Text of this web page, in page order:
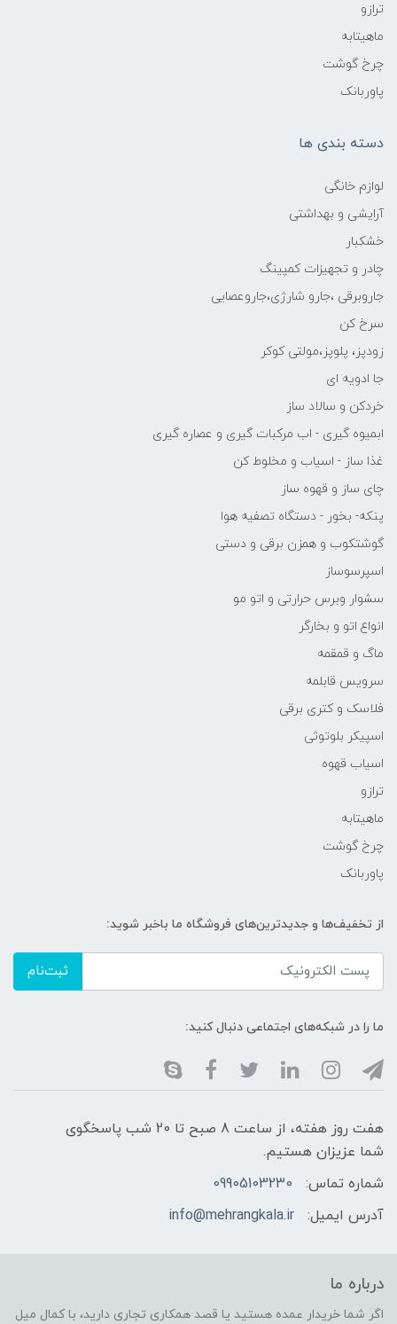
ترازو
ماهیتابه
چرخ گوشت
پاوربانک
دسته بندی ها
لوازم خانگی
آرایشی و بهداشتی
خشکبار
چادر و تجهیزات کمپینگ
جاروبرقی ،جارو شارژی،جاروعصایی
سرخ کن
زودپز، پلوپز،مولتی کوکر
جا ادویه ای
خردکن و سالاد ساز
ابمیوه گیری - اب مرکبات گیری و عصاره گیری
غذا ساز - اسیاب و مخلوط کن
چای ساز و قهوه ساز
پنکه- بخور - دستگاه تصفیه هوا
گوشتکوب و همزن برقی و دستی
اسپرسوساز
سشوار وبرس حرارتی و اتو مو
انواع اتو و بخارگر
ماگ و قمقمه
سرویس قابلمه
فلاسک و کتری برقی
اسپیکر بلوتوثی
اسیاب قهوه
ترازو
ماهیتابه
چرخ گوشت
پاوربانک
از تخفیف‌ها و جدیدترین‌های فروشگاه ما باخبر شوید:
ثبت‌نام
ما را در شبکه‌های اجتماعی دنبال کنید:
هفت روز هفته، از ساعت 8 صبح تا 20 شب پاسخگوی
شما عزیزان هستیم.
شماره تماس:
09905103230
آدرس ایمیل:
info@mehrangkala.ir
درباره ما
اگر شما خریدار عمده هستید یا قصد همکاری تجاری دارید، با کمال میل